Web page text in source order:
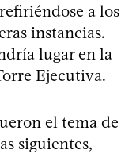
a los
instancias.
lugar en la
Ejecutiva.
el tema de
siguientes,